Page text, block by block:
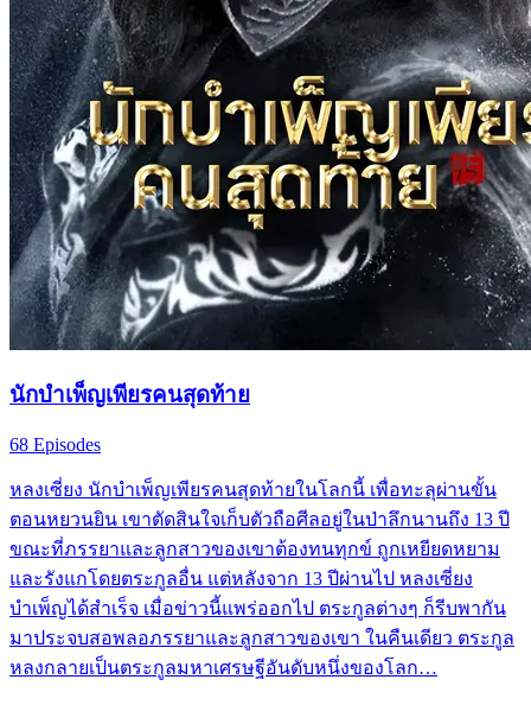
นักบำเพ็ญเพียรคนสุดท้าย
68 Episodes
หลงเซี่ยง นักบำเพ็ญเพียรคนสุดท้ายในโลกนี้ เพื่อทะลุผ่านขั้น
ตอนหยวนยิน เขาตัดสินใจเก็บตัวถือศีลอยู่ในป่าลึกนานถึง 13 ปี
ขณะที่ภรรยาและลูกสาวของเขาต้องทนทุกข์ ถูกเหยียดหยาม
และรังแกโดยตระกูลอื่น แต่หลังจาก 13 ปีผ่านไป หลงเซี่ยง
บำเพ็ญได้สำเร็จ เมื่อข่าวนี้แพร่ออกไป ตระกูลต่างๆ ก็รีบพากัน
มาประจบสอพลอภรรยาและลูกสาวของเขา ในคืนเดียว ตระกูล
หลงกลายเป็นตระกูลมหาเศรษฐีอันดับหนึ่งของโลก…